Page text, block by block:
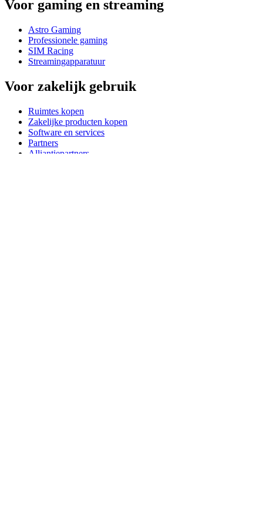
Voor gaming en streaming
Astro Gaming
Professionele gaming
SIM Racing
Streamingapparatuur
Voor zakelijk gebruik
Ruimtes kopen
Zakelijke producten kopen
Software en services
Partners
Alliantiepartners